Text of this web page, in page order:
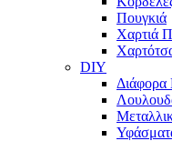
Πουγκιά
Χαρτιά
DIY
Διάφορα